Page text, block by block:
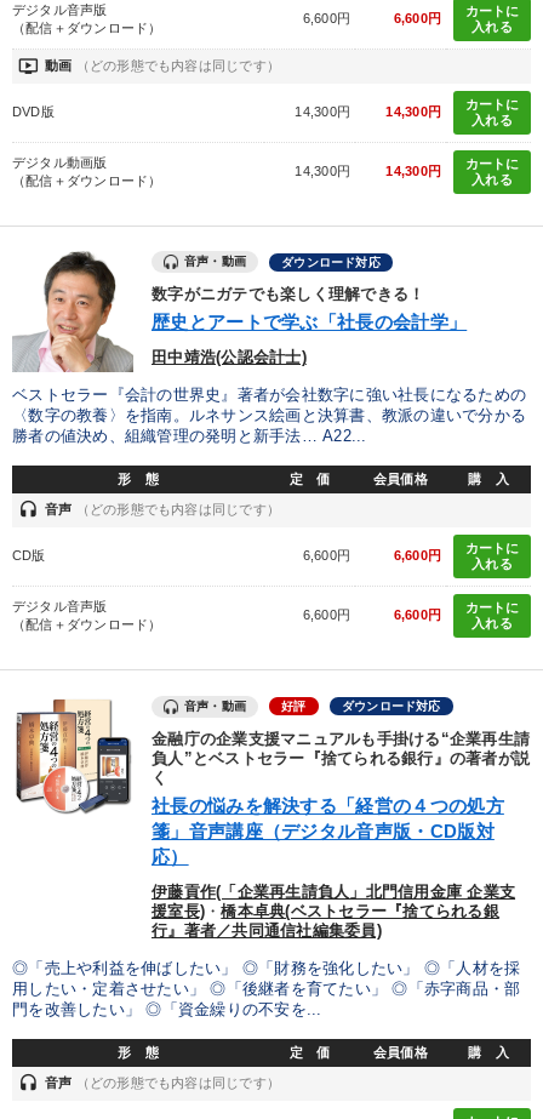
デジタル音声版
（配信＋ダウンロード）
6,600円 6,600円
カートに
入れる
ondemand_video 動画 （どの形態でも内容は同じです）
DVD版 14,300円 14,300円
カートに
入れる
デジタル動画版
（配信＋ダウンロード）
14,300円 14,300円
カートに
入れる
音声・動画 ダウンロード対応
数字がニガテでも楽しく理解できる！
歴史とアートで学ぶ「社長の会計学」
田中靖浩(公認会計士)
ベストセラー『会計の世界史』著者が会社数字に強い社長になるための
〈数字の教養〉を指南。ルネサンス絵画と決算書、教派の違いで分かる
勝者の値決め、組織管理の発明と新手法… A22...
形 態 定 価 会員価格 購 入
headset 音声 （どの形態でも内容は同じです）
CD版 6,600円 6,600円
カートに
入れる
デジタル音声版
（配信＋ダウンロード）
6,600円 6,600円
カートに
入れる
音声・動画 好評 ダウンロード対応
金融庁の企業支援マニュアルも手掛ける“企業再生請
負人”とベストセラー『捨てられる銀行』の著者が説
く
社長の悩みを解決する「経営の４つの処方
箋」音声講座（デジタル音声版・CD版対
応）
伊藤貢作(「企業再生請負人」北門信用金庫 企業支
援室長) ・橋本卓典(ベストセラー『捨てられる銀
行』著者／共同通信社編集委員)
◎「売上や利益を伸ばしたい」 ◎「財務を強化したい」 ◎「人材を採
用したい・定着させたい」 ◎「後継者を育てたい」 ◎「赤字商品・部
門を改善したい」 ◎「資金繰りの不安を...
形 態 定 価 会員価格 購 入
headset 音声 （どの形態でも内容は同じです）